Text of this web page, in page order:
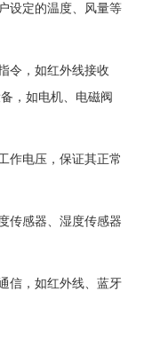
定的温度、风量等
，如红外线接收
，如电机、电磁阀
电压，保证其正常
感器、湿度传感器
，如红外线、蓝牙